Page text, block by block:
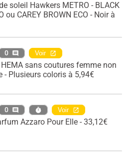
soleil Hawkers METRO - BLACK
ou CAREY BROWN ECO - Noir à
0 Voir
sans coutures femme non
- Plusieurs coloris à 5,94€
0 Voir
Azzaro Pour Elle - 33,12€